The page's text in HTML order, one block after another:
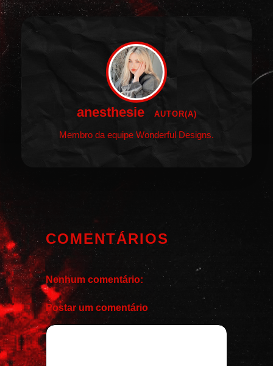
anesthesie AUTOR(A)
Membro da equipe Wonderful Designs.
COMENTÁRIOS
Nenhum comentário:
Postar um comentário